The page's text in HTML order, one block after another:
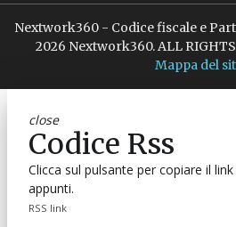
Nextwork360 - Codice fiscale e
2026 Nextwork360. ALL RIGHTS
Mappa del
close
Codice Rss
Clicca sul pulsante per copiare il link
appunti.
RSS link